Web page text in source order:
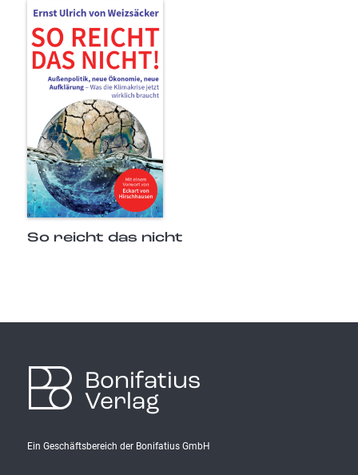
So reicht das nicht
Bonifatius
Verlag
Ein Geschäftsbereich der Bonifatius GmbH